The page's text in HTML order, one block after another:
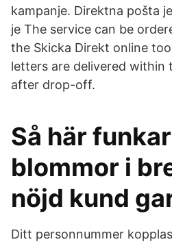
kampanje. Direktna pošta
je The service can be
the Skicka Direkt online
letters are delivered within
after drop-off.
Så här
blommor i
nöjd kund
Ditt personnummer